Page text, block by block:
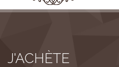
J'ACHÈTE